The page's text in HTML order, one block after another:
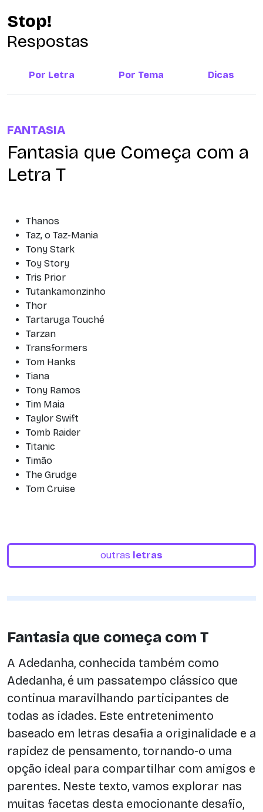
Stop!
Respostas
Por Letra Por Tema Dicas
FANTASIA
Fantasia que Começa com a
Letra T
Thanos
Taz, o Taz-Mania
Tony Stark
Toy Story
Tris Prior
Tutankamonzinho
Thor
Tartaruga Touché
Tarzan
Transformers
Tom Hanks
Tiana
Tony Ramos
Tim Maia
Taylor Swift
Tomb Raider
Titanic
Timão
The Grudge
Tom Cruise
outras letras
Fantasia que começa com T
A Adedanha, conhecida também como
Adedanha, é um passatempo clássico que
continua maravilhando participantes de
todas as idades. Este entretenimento
baseado em letras desafia a originalidade e a
rapidez de pensamento, tornando-o uma
opção ideal para compartilhar com amigos e
parentes. Neste texto, vamos explorar nas
muitas facetas desta emocionante desafio,